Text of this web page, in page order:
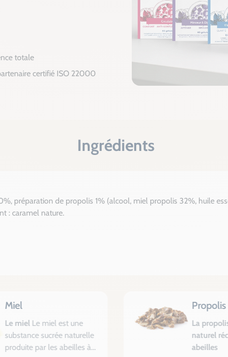
totale
certifié ISO 22000
Ingrédients
préparation de propolis 1% (alcool, miel propolis 32%, huile
: caramel nature.
Miel
Le mielLe miel est une
substance sucrée naturelle
produite par les abeilles à
Propolis
La
naturel
abeilles